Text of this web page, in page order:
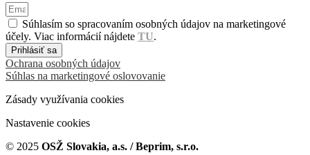
Súhlasím so spracovaním osobných údajov na marketingové
účely. Viac informácií nájdete TU.
Prihlásiť sa
Ochrana osobných údajov
Súhlas na marketingové oslovovanie
Zásady využívania cookies
Nastavenie cookies
© 2025 OSŽ Slovakia, a.s. / Beprim, s.r.o.